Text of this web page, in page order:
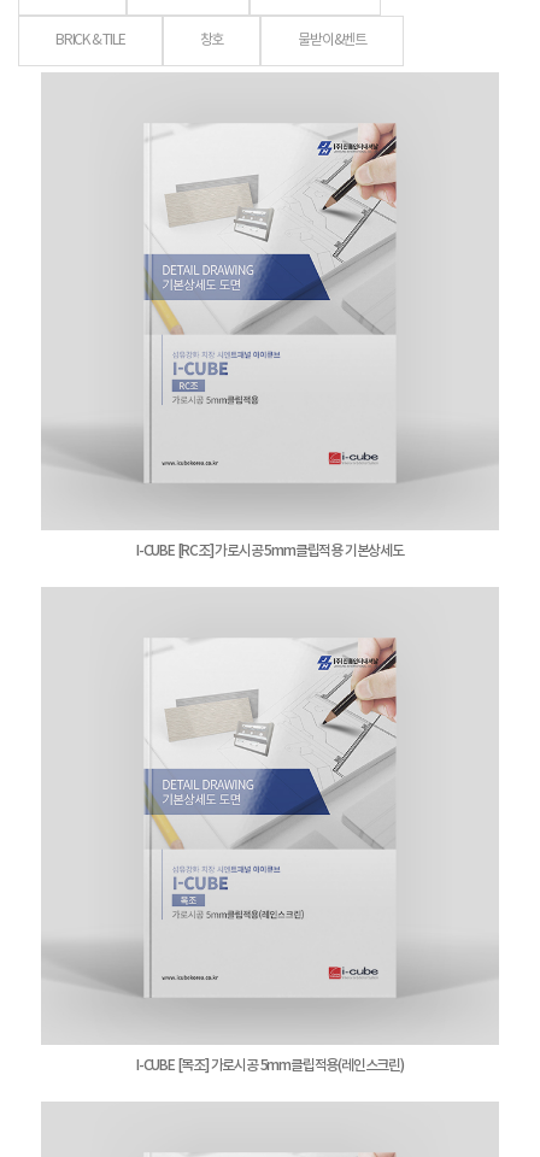
BRICK & TILE 창호 물받이&벤트
I-CUBE [RC조] 가로시공 5mm클립적용 기본상세도
I-CUBE [목조] 가로시공 5mm클립적용(레인스크린)